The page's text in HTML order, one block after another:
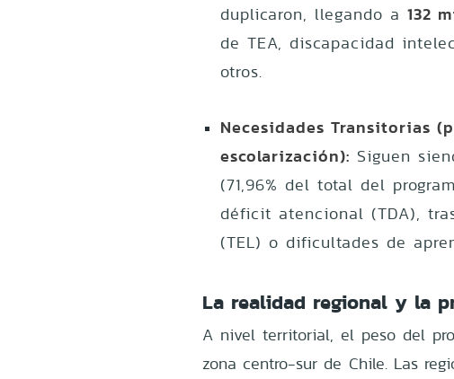
duplicaron, llegando a132
de TEA, discapacidad
otros.
Necesidades Transitorias
escolarización): Siguen
(71,96% del total del
déficit atencional (TDA),
(TEL) o dificultades de
La realidad regional y la
A nivel territorial, el peso del
zona centro-sur de Chile. Las